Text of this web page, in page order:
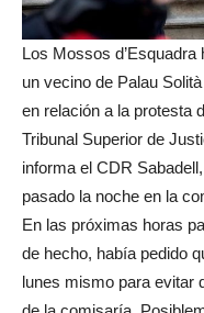
Los Mossos
un vecino de Palau
en relación a la protesta
Tribunal Superior de
informa el CDR
pasado la noche en la
En las próximas horas
de hecho, había pedido
lunes mismo para evitar